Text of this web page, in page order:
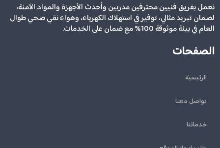
نعمل بفريق فنيين محترفين مدربين وأحدث الأجهزة والمواد الآمنة،
لضمان تبريد مثالي، توفير في استهلاك الكهرباء، وهواء نقي صحي طوال
العام في بيئة موثوقة 100% مع ضمان على الخدمات.
الصفحات
الرئيسية
تواصل معنا
خدماتنا